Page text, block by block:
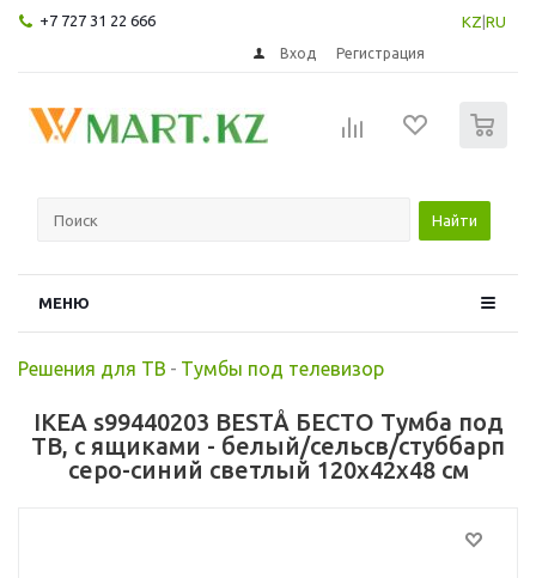
+7 727 31 22 666 KZ RU
Вход Регистрация
Найти
МЕНЮ
Решения для ТВ - Тумбы под телевизор
IKEA s99440203 BESTÅ БЕСТО Тумба под
ТВ, с ящиками - белый/сельсв/стуббарп
серо-синий светлый 120x42x48 см